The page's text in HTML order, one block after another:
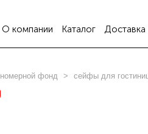
О компании Каталог Доставка
номерной фонд > сейфы для